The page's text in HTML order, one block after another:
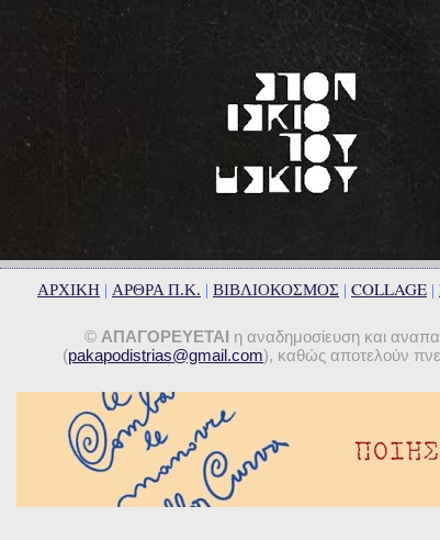
ΑΡΧΙΚΗ | ΑΡΘΡΑ Π.Κ. | ΒΙΒΛΙΟΚΟΣΜΟΣ | COLLAGE |
© ΑΠΑΓΟΡΕΥΕΤΑΙ η αναδημοσίευση και
(pakapodistrias@gmail.com), καθώς αποτελούν